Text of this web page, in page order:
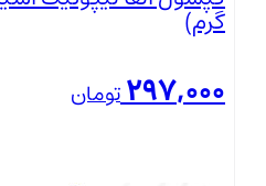
گرم)
297,000تومان